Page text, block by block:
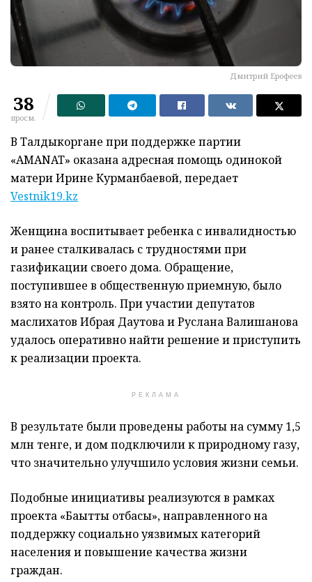
Дмитрий Ерофеев
38
просм.
В Талдыкоргане при поддержке партии
«AMANAT» оказана адресная помощь одинокой
матери Ирине Курманбаевой, передает
Vestnik19.kz
Женщина воспитывает ребенка с инвалидностью
и ранее сталкивалась с трудностями при
газификации своего дома. Обращение,
поступившее в общественную приемную, было
взято на контроль. При участии депутатов
маслихатов Ибрая ДаутоваиРуслана Валишанова
удалось оперативно найти решение и приступить
к реализации проекта.
РЕКЛАМА
В результате были проведены работы на сумму 1,5
млн тенге, и дом подключили к природному газу,
что значительно улучшило условия жизни семьи.
Подобные инициативы реализуются в рамках
проекта «Бақытты отбасы», направленного на
поддержку социально уязвимых категорий
населения и повышение качества жизни
граждан.